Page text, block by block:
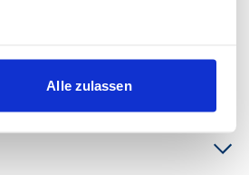
Alle zulassen